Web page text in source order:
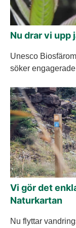
Nu drar vi upp
Unesco
söker
Vi gör det
Naturkartan
Nu flyttar